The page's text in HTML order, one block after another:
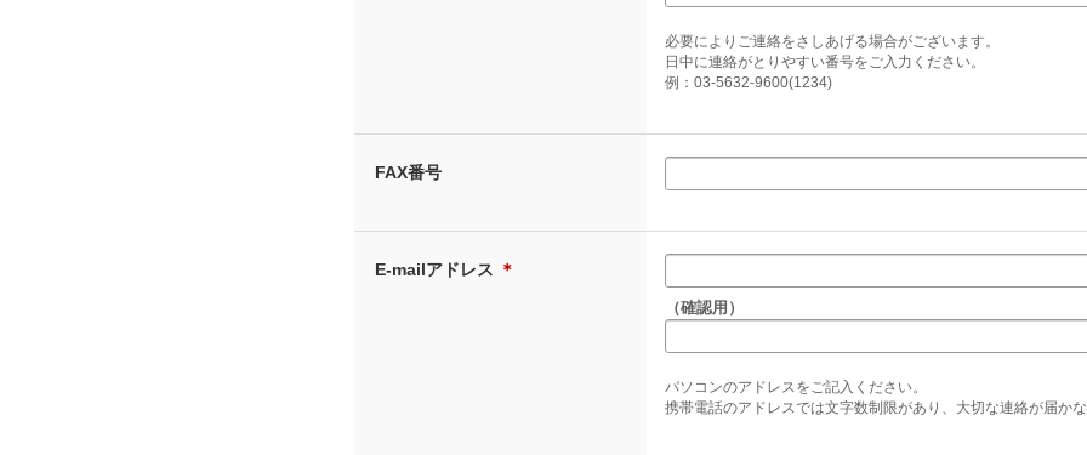
必要によりご連絡をさしあげる場合がございます。
日中に連絡がとりやすい番号をご入力ください。
例：03-5632-9600(1234)
FAX番号
E-mailアドレス ＊
（確認用）
パソコンのアドレスをご記入ください。
携帯電話のアドレスでは文字数制限があり、大切な連絡が届かな